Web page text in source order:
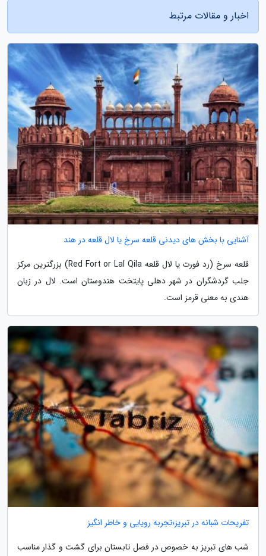
اخبار و مقالات مرتبط
آشنایی با بخش های دیدنی قلعه سرخ یا لال قلعه در هند
قلعه سرخ (رد فورت یا لال قلعه Red Fort or Lal Qila) بزرگترین مرکز
جلب گردشگران در شهر دهلی پایتخت هندوستان است. لال در زبان
هندی به معنی قرمز است.
تفریحات شبانه در تبریز؛تجربه رویایی و خاطر انگیز
شب های تبریز به خصوص در فصل تابستان برای گشت و گذار مناسب